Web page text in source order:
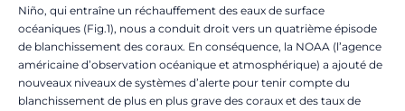
Niño, qui entraîne un réchauffement des eaux de surface
océaniques (Fig.1), nous a conduit droit vers un quatrième épisode
de blanchissement des coraux. En conséquence, la NOAA (l’agence
américaine d’observation océanique et atmosphérique) a ajouté de
nouveaux niveaux de systèmes d’alerte pour tenir compte du
blanchissement de plus en plus grave des coraux et des taux de